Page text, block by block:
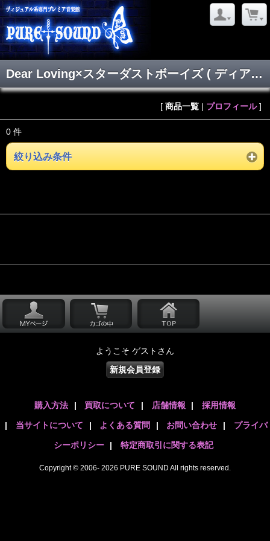
Dear Loving×スターダストボーイズ ( ディアラビングスターダストボーイズ )
[ 商品一覧 | プロフィール]
0 件
絞り込み条件
ようこそ ゲストさん
新規会員登録
購入方法 | 買取について | 店舗情報 | 採用情報
| 当サイトについて | よくある質問 | お問い合わせ | プライバ
シーポリシー | 特定商取引に関する表記
Copyright © 2006- 2026 PURE SOUND All rights reserved.